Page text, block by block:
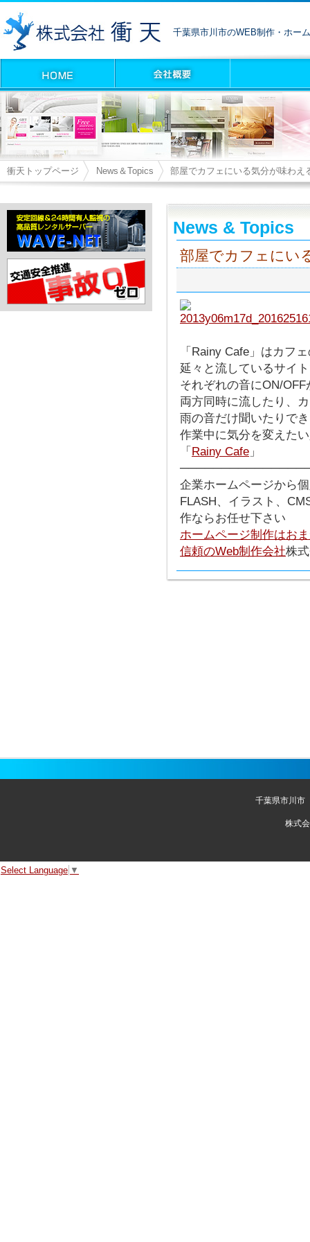
千葉県市川市のWEB制作・ホー
衝天トップページ News＆Topics 部屋でカフェにいる気分が味わえ
News & Topics
部屋でカフェにい
「Rainy Cafe」はカフ
延々と流しているサイ
それぞれの音にON/
両方同時に流したり、
雨の音だけ聞いたりで
作業中に気分を変えた
「 Rainy Cafe 」
企業ホームページから
FLASH、イラスト、
作ならお任せ下さい
ホームページ制作はお
信頼のWeb制作会社株
千葉県市川市
株式
Select Language ▼